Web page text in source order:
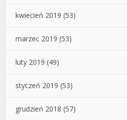
kwiecień 2019 (53)
marzec 2019 (53)
luty 2019 (49)
styczeń 2019 (53)
grudzień 2018 (57)